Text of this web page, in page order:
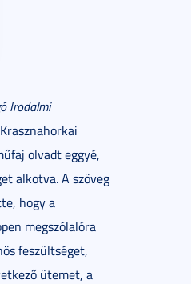
Irodalmi
olvadt eggyé,
alkotva. A szöveg
hogy a
megszólalóra
feszültséget,
ütemet, a